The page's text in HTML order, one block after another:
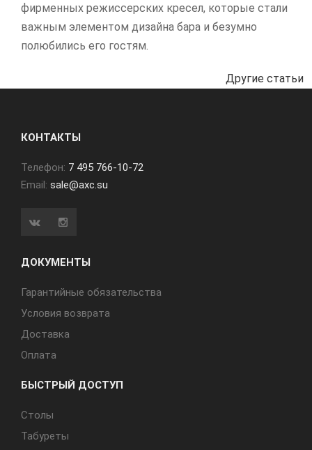
фирменных режиссерских кресел, которые стали
важным элементом дизайна бара и безумно
полюбились его гостям.
Другие статьи
КОНТАКТЫ
Телефон: 7 495 766-10-72
Email: sale@axc.su
ДОКУМЕНТЫ
Гарантийные обязательства
Условия возврата
Доставка
Оплата
БЫСТРЫЙ ДОСТУП
Cтолы
Табуреты